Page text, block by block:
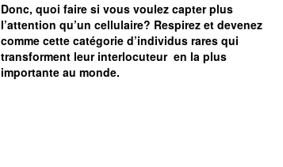
Donc, quoi faire si vous voulez capter plus
l’attention qu’un cellulaire? Respirez et devenez
comme cette catégorie d’individus rares qui
transforment leur interlocuteur en la plus
importante au monde.